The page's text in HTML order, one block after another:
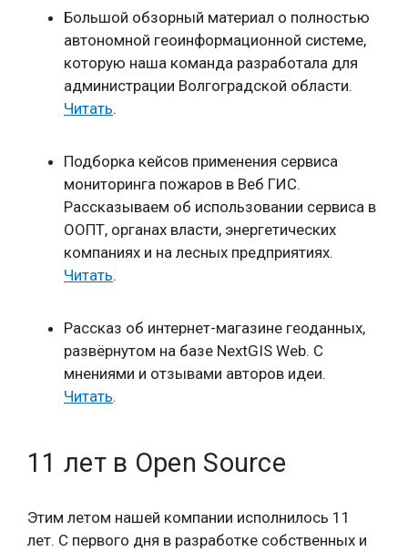
Большой обзорный материал о полностью
автономной геоинформационной системе,
которую наша команда разработала для
администрации Волгоградской области.
Читать.
Подборка кейсов применения сервиса
мониторинга пожаров в Веб ГИС.
Рассказываем об использовании сервиса в
ООПТ, органах власти, энергетических
компаниях и на лесных предприятиях.
Читать.
Рассказ об интернет-магазине геоданных,
развёрнутом на базе NextGIS Web. С
мнениями и отзывами авторов идеи.
Читать.
11 лет в Open Source
Этим летом нашей компании исполнилось 11
лет. С первого дня в разработке собственных и